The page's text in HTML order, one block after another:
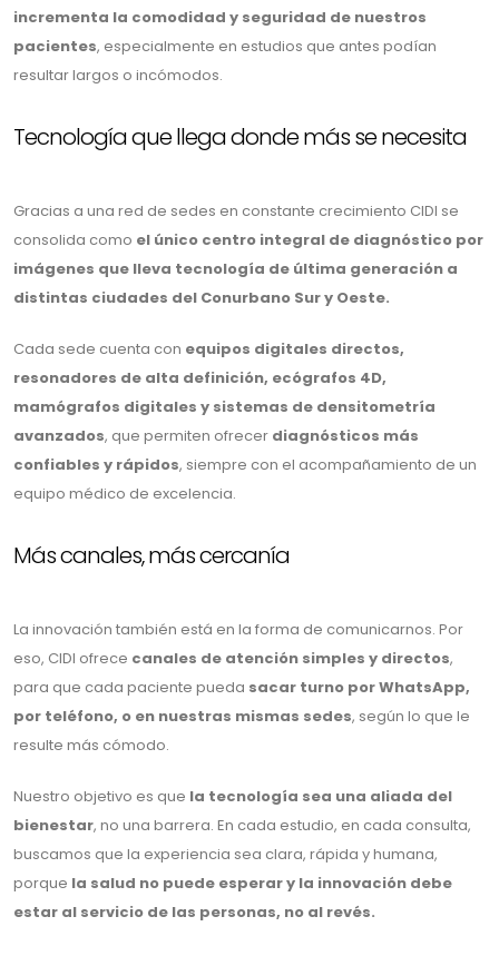
incrementa la comodidad y seguridad de nuestros
pacientes, especialmente en estudios que antes podían
resultar largos o incómodos.
Tecnología que llega donde más se necesita
Gracias a una red de sedes en constante crecimiento CIDI se
consolida como el único centro integral de diagnóstico por
imágenes que lleva tecnología de última generación a
distintas ciudades del Conurbano Sur y Oeste.
Cada sede cuenta con equipos digitales directos,
resonadores de alta definición, ecógrafos 4D,
mamógrafos digitales y sistemas de densitometría
avanzados, que permiten ofrecer diagnósticos más
confiables y rápidos, siempre con el acompañamiento de un
equipo médico de excelencia.
Más canales, más cercanía
La innovación también está en la forma de comunicarnos. Por
eso, CIDI ofrece canales de atención simples y directos,
para que cada paciente pueda sacar turno por WhatsApp,
por teléfono, o en nuestras mismas sedes, según lo que le
resulte más cómodo.
Nuestro objetivo es que la tecnología sea una aliada del
bienestar, no una barrera. En cada estudio, en cada consulta,
buscamos que la experiencia sea clara, rápida y humana,
porque la salud no puede esperar y la innovación debe
estar al servicio de las personas, no al revés.